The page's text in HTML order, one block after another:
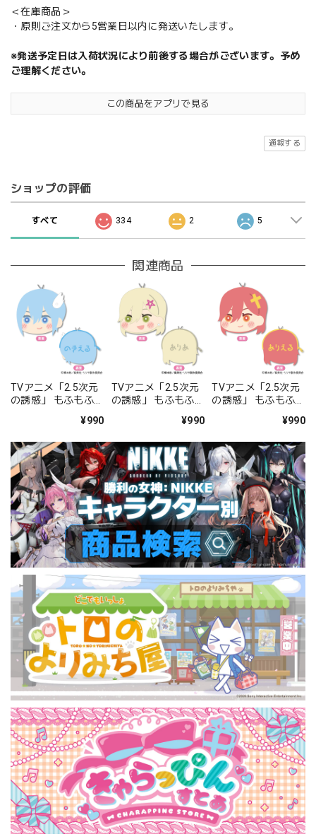
＜在庫商品＞
・原則ご注文から5営業日以内に発送いたします。
※発送予定日は入荷状況により前後する場合がございます。予め
ご理解ください。
この商品をアプリで見る
通報する
ショップの評価
すべて 334 2 5
関連商品
TVアニメ「2.5次元
の誘惑」 もふもふ
Ｂ:ノキエル 天使空
¥990
TVアニメ「2.5次元
の誘惑」 もふもふ
¥990
TVアニメ「2.5次元
の誘惑」 もふもふ
Ｄ:アリエル天使空挺
¥990